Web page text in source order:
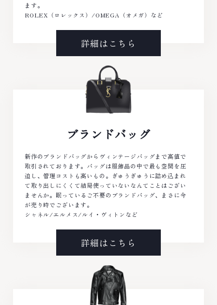
ます。
ROLEX（ロレックス）/OMEGA（オメガ）など
詳細はこちら
ブランドバッグ
新作のブランドバッグからヴィンテージバッグまで高値で
取引されております。バッグは服飾品の中で最も空間を圧
迫し、管理コストも高いもの。ぎゅうぎゅうに詰め込まれ
て取り出しにくくて結局使っていないなんてことはござい
ませんか。眠っているご不要のブランドバッグ、まさに今
が売り時でございます。
シャネル/エルメス/ルイ・ヴィトンなど
詳細はこちら